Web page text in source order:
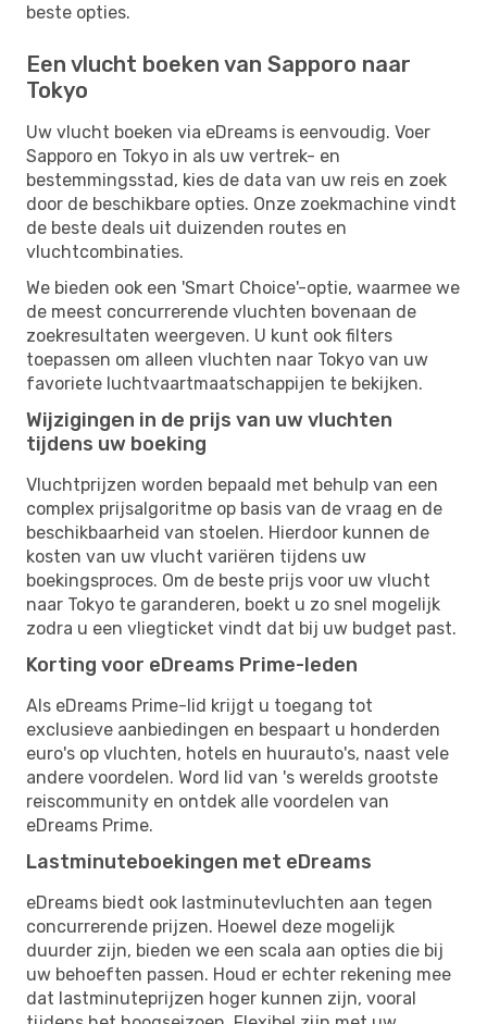
beste opties.
Een vlucht boeken van Sapporo naar
Tokyo
Uw vlucht boeken via eDreams is eenvoudig. Voer
Sapporo en Tokyo in als uw vertrek- en
bestemmingsstad, kies de data van uw reis en zoek
door de beschikbare opties. Onze zoekmachine vindt
de beste deals uit duizenden routes en
vluchtcombinaties.
We bieden ook een 'Smart Choice'-optie, waarmee we
de meest concurrerende vluchten bovenaan de
zoekresultaten weergeven. U kunt ook filters
toepassen om alleen vluchten naar Tokyo van uw
favoriete luchtvaartmaatschappijen te bekijken.
Wijzigingen in de prijs van uw vluchten
tijdens uw boeking
Vluchtprijzen worden bepaald met behulp van een
complex prijsalgoritme op basis van de vraag en de
beschikbaarheid van stoelen. Hierdoor kunnen de
kosten van uw vlucht variëren tijdens uw
boekingsproces. Om de beste prijs voor uw vlucht
naar Tokyo te garanderen, boekt u zo snel mogelijk
zodra u een vliegticket vindt dat bij uw budget past.
Korting voor eDreams Prime-leden
Als eDreams Prime-lid krijgt u toegang tot
exclusieve aanbiedingen en bespaart u honderden
euro's op vluchten, hotels en huurauto's, naast vele
andere voordelen. Word lid van 's werelds grootste
reiscommunity en ontdek alle voordelen van
eDreams Prime.
Lastminuteboekingen met eDreams
eDreams biedt ook lastminutevluchten aan tegen
concurrerende prijzen. Hoewel deze mogelijk
duurder zijn, bieden we een scala aan opties die bij
uw behoeften passen. Houd er echter rekening mee
dat lastminuteprijzen hoger kunnen zijn, vooral